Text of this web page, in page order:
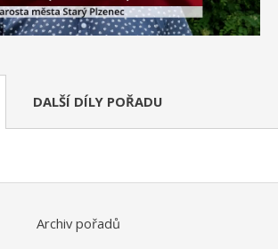
DALŠÍ DÍLY POŘADU
Archiv pořadů